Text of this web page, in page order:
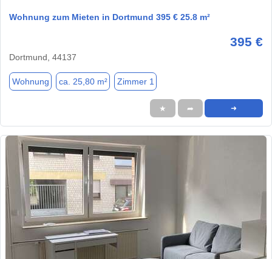
Wohnung zum Mieten in Dortmund 395 € 25.8 m²
395 €
Dortmund, 44137
Wohnung ca. 25,80 m² Zimmer 1
★ ➦ ➜